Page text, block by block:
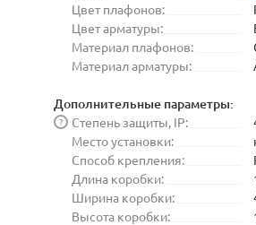
Цвет плафонов:
Цвет арматуры:
Материал плафонов:
Материал арматуры:
Дополнительные параметры:
Степень защиты, IP:
?
Место установки:
Способ крепления:
Длина коробки:
Ширина коробки:
Высота коробки: